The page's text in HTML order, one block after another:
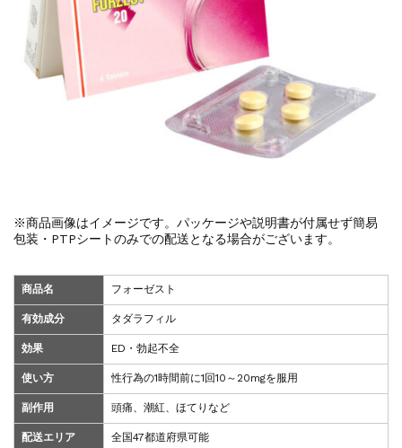
※商品画像はイメージです。パッケージや説明書が付属せず簡易
包装・PTPシートのみでの配送となる場合がございます。
商品名 フォーゼスト
有効成分 タダラフィル
効果 ED・勃起不全
使い方 性行為の1時間前に1回10～20mgを服用
副作用 頭痛、潮紅、ほてりなど
配送エリア 全国47都道府県可能